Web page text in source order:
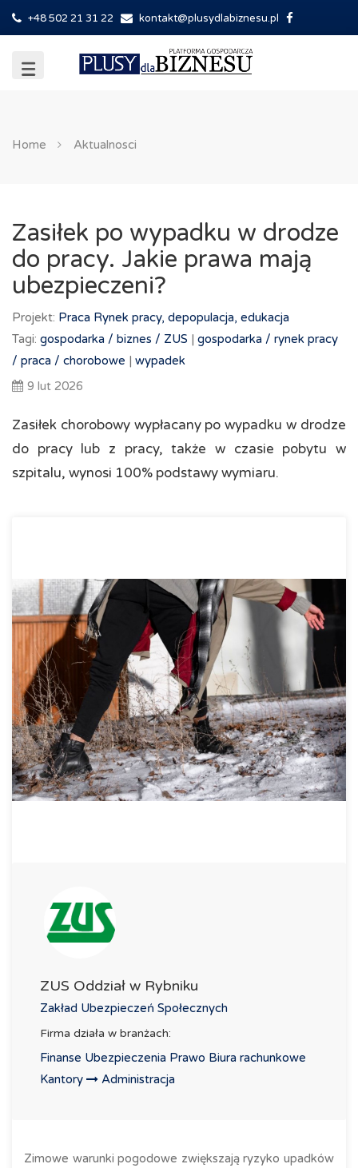
+48 502 21 31 22 kontakt@plusydlabiznesu.pl
Home Aktualnosci
Zasiłek po wypadku w drodze
do pracy. Jakie prawa mają
ubezpieczeni?
Projekt: Praca Rynek pracy, depopulacja, edukacja
Tagi: gospodarka / biznes / ZUS | gospodarka / rynek pracy
/ praca / chorobowe | wypadek
9 lut 2026
Zasiłek chorobowy wypłacany po wypadku w drodze
do pracy lub z pracy, także w czasie pobytu w
szpitalu, wynosi 100% podstawy wymiaru.
ZUS Oddział w Rybniku
Zakład Ubezpieczeń Społecznych
Firma działa w branżach:
Finanse Ubezpieczenia Prawo Biura rachunkowe
Kantory
Administracja
Zimowe warunki pogodowe zwiększają ryzyko upadków